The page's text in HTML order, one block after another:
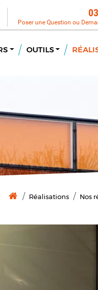
Poser une Question ou
OUTILS
Réalisations Nos